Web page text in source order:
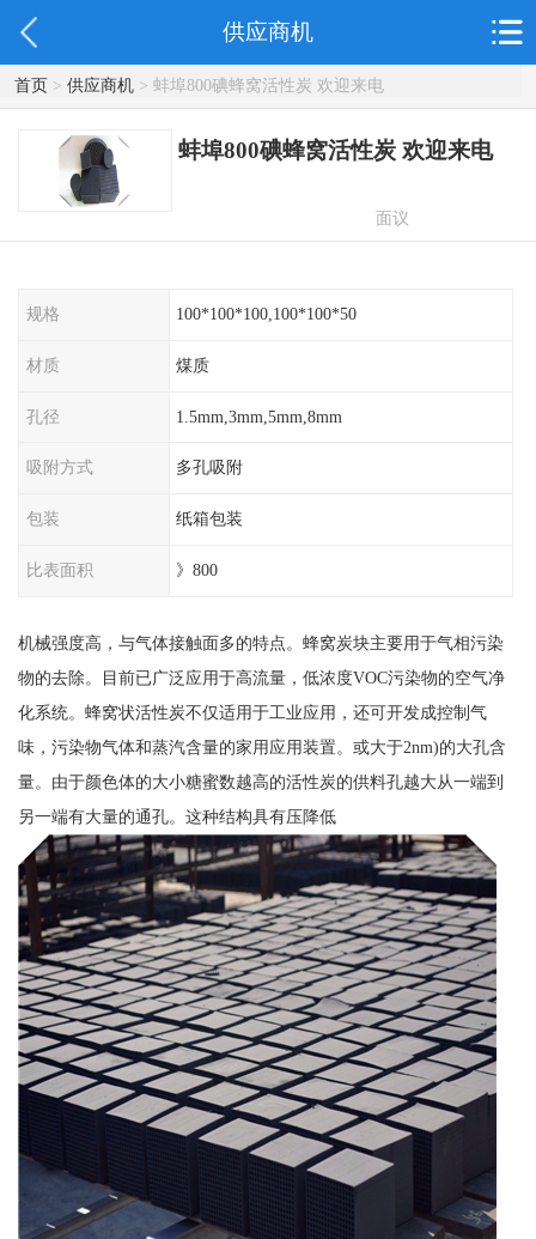
供应商机
首页> 供应商机> 蚌埠800碘蜂窝活性炭 欢迎来电
蚌埠800碘蜂窝活性炭 欢迎来电
面议
规格 100*100*100,100*100*50
材质 煤质
孔径 1.5mm,3mm,5mm,8mm
吸附方式 多孔吸附
包装 纸箱包装
比表面积 》800
机械强度高，与气体接触面多的特点。蜂窝炭块主要用于气相污染
物的去除。目前已广泛应用于高流量，低浓度VOC污染物的空气净
化系统。蜂窝状活性炭不仅适用于工业应用，还可开发成控制气
味，污染物气体和蒸汽含量的家用应用装置。或大于2nm)的大孔含
量。由于颜色体的大小糖蜜数越高的活性炭的供料孔越大从一端到
另一端有大量的通孔。这种结构具有压降低